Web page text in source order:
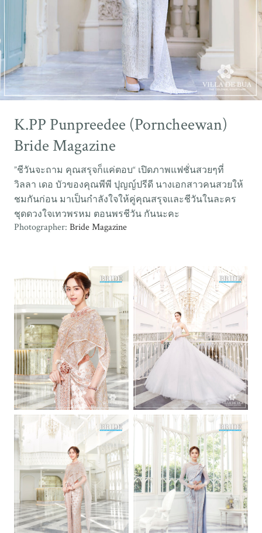
K.PP Punpreedee (Porncheewan)
Bride Magazine
”ชีวันจะถาม คุณสรุจก็แค่ตอบ“ เปิดภาพแฟชั่นสวยๆที่
วิลลา เดอ บัวของคุณพีพี ปุญญ์ปรีดี นางเอกสาวคนสวยให้
ชมกันก่อน มาเป็นกำลังใจให้คู่คุณสรุจและชีวันในละคร
ชุดดวงใจเทวพรหม ตอนพรชีวัน กันนะคะ
Photographer: Bride Magazine